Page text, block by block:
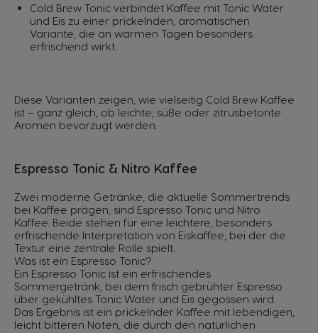
Cold Brew Tonic verbindet Kaffee mit Tonic Water
und Eis zu einer prickelnden, aromatischen
Variante, die an warmen Tagen besonders
erfrischend wirkt.
Diese Varianten zeigen, wie vielseitig Cold Brew Kaffee
ist – ganz gleich, ob leichte, süße oder zitrusbetonte
Aromen bevorzugt werden.
Espresso Tonic & Nitro Kaffee
Zwei moderne Getränke, die aktuelle Sommertrends
bei Kaffee prägen, sind Espresso Tonic und Nitro
Kaffee. Beide stehen für eine leichtere, besonders
erfrischende Interpretation von Eiskaffee, bei der die
Textur eine zentrale Rolle spielt.
Was ist ein Espresso Tonic?
Ein Espresso Tonic ist ein erfrischendes
Sommergetränk, bei dem frisch gebrühter Espresso
über gekühltes Tonic Water und Eis gegossen wird.
Das Ergebnis ist ein prickelnder Kaffee mit lebendigen,
leicht bitteren Noten, die durch den natürlichen